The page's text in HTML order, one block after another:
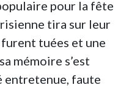
pour la fête
tira sur leur
tuées et une
mémoire s’est
entretenue, faute